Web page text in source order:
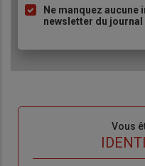
Ne manquez
newsletter du
Vous